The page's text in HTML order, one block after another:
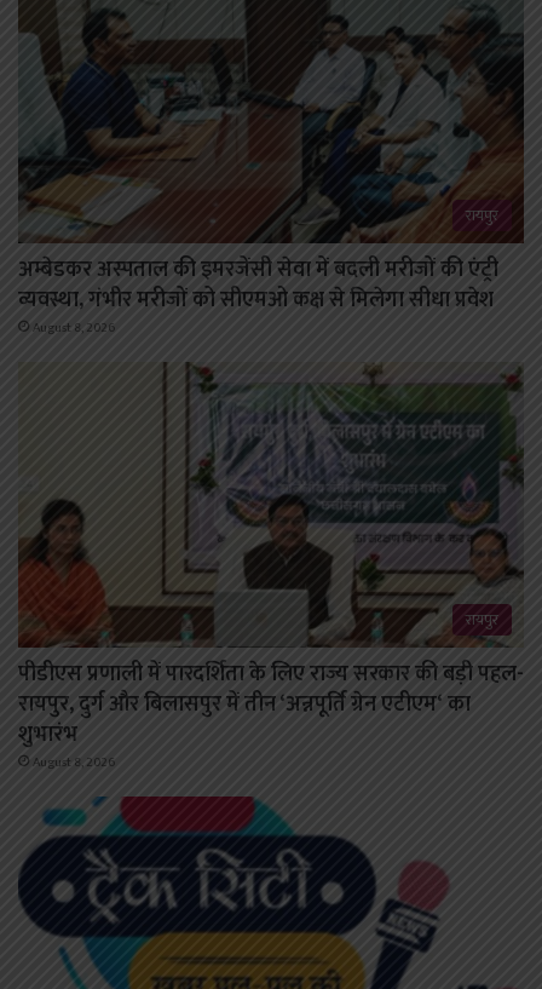
रायपुर
अम्बेडकर अस्पताल की इमरजेंसी सेवा में बदली मरीजों की एंट्री
व्यवस्था, गंभीर मरीजों को सीएमओ कक्ष से मिलेगा सीधा प्रवेश
August 8, 2026
रायपुर
पीडीएस प्रणाली में पारदर्शिता के लिए राज्य सरकार की बड़ी पहल-
रायपुर, दुर्ग और बिलासपुर में तीन ‘अन्नपूर्ति ग्रेन एटीएम‘ का
शुभारंभ
August 8, 2026